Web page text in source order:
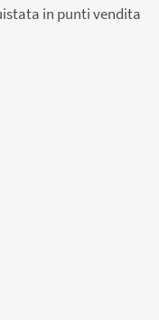
in punti vendita